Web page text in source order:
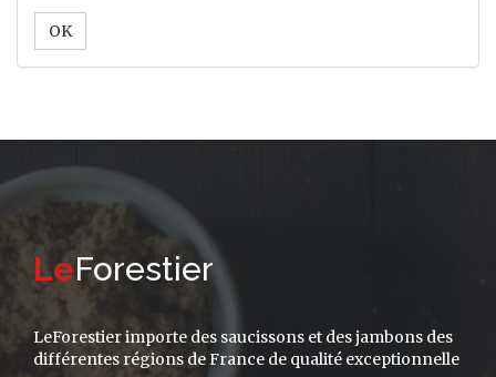
OK
LeForestier
LeForestier importe des saucissons et des jambons des
différentes régions de France de qualité exceptionnelle